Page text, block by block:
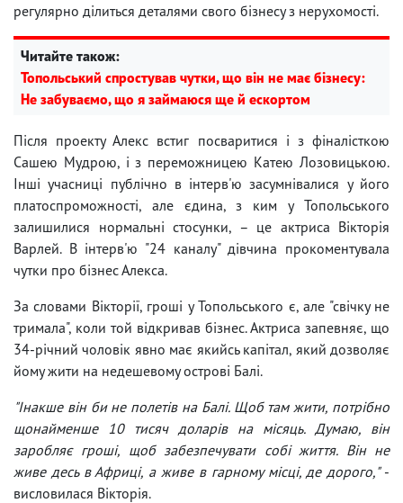
регулярно ділиться деталями свого бізнесу з нерухомості.
Читайте також:
Топольський спростував чутки, що він не має бізнесу:
Не забуваємо, що я займаюся ще й ескортом
Після проекту Алекс встиг посваритися і з фіналісткою
Сашею Мудрою, і з переможницею Катею Лозовицькою.
Інші учасниці публічно в інтерв'ю засумнівалися у його
платоспроможності, але єдина, з ким у Топольського
залишилися нормальні стосунки, – це актриса Вікторія
Варлей. В інтерв'ю "24 каналу" дівчина прокоментувала
чутки про бізнес Алекса.
За словами Вікторії, гроші у Топольського є, але "свічку не
тримала", коли той відкривав бізнес. Актриса запевняє, що
34-річний чоловік явно має якийсь капітал, який дозволяє
йому жити на недешевому острові Балі.
"Інакше він би не полетів на Балі. Щоб там жити, потрібно
щонайменше 10 тисяч доларів на місяць. Думаю, він
заробляє гроші, щоб забезпечувати собі життя. Він не
живе десь в Африці, а живе в гарному місці, де дорого,"-
висловилася Вікторія.